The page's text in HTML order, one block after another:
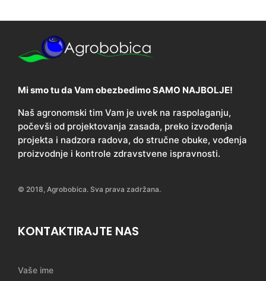
Mi smo tu da Vam obezbedimo SAMO NAJBOLJE!
Naš agronomski tim Vam je uvek na raspolaganju,
počevši od projektovanja zasada, preko izvođenja
projekta i nadzora radova, do stručne obuke, vođenja
proizvodnje i kontrole zdravstvene ispravnosti.
© 2018, Agrobobica. Sva prava zadržana.
KONTAKTIRAJTE NAS